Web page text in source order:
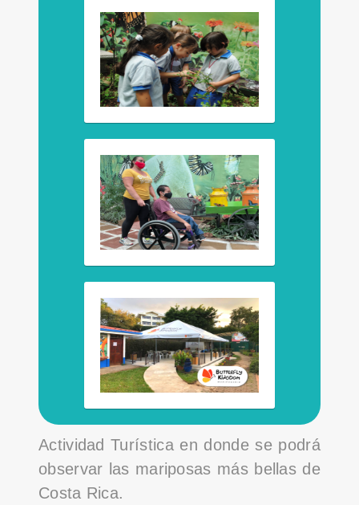
Actividad Turística en donde se podrá
observar las mariposas más bellas de
Costa Rica.